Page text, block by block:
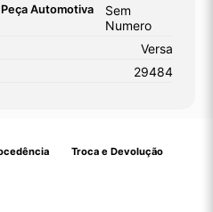
Automotiva
Sem
Numero
Versa
29484
Troca e Devolução